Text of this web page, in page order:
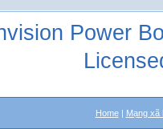
Power
Home| Mạng xã